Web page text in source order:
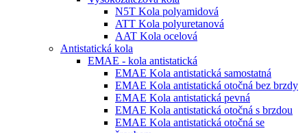
N5T Kola polyamidová
ATT Kola polyuretanová
AAT Kola ocelová
Antistatická kola
EMAE - kola antistatická
EMAE Kola antistatická samostatná
EMAE Kola antistatická otočná bez brzdy
EMAE Kola antistatická pevná
EMAE Kola antistatická otočná s brzdou
EMAE Kola antistatická otočná se